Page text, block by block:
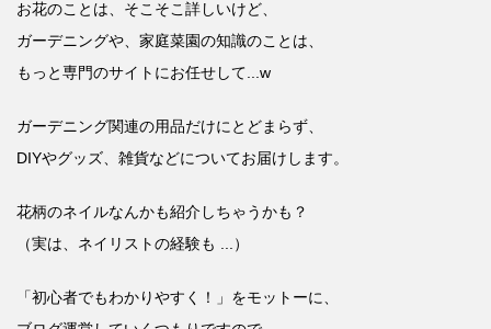
お花のことは、そこそこ詳しいけど、
ガーデニングや、家庭菜園の知識のことは、
もっと専門のサイトにお任せして...w
ガーデニング関連の用品だけにとどまらず、
DIYやグッズ、雑貨などについてお届けします。
花柄のネイルなんかも紹介しちゃうかも？
（実は、ネイリストの経験も ...）
「初心者でもわかりやすく！」をモットーに、